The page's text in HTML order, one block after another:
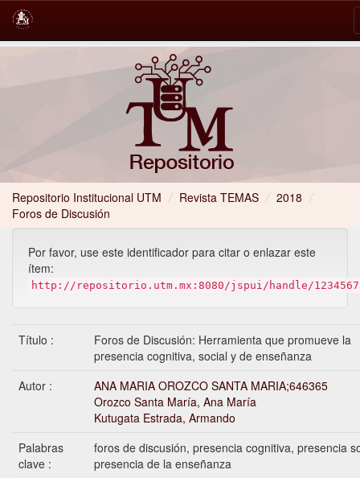
Repositorio Institucional UTM Revista TEMAS 2018 /
Foros de Discusión
Por favor, use este identificador para citar o enlazar este
ítem:
http://repositorio.utm.mx:8080/jspui/handle/
Título :
Foros de Discusión: Herramienta que promueve la
presencia cognitiva, social y de enseñanza
Autor :
ANA MARIA OROZCO SANTA MARIA;646365
Orozco Santa María, Ana María
Kutugata Estrada, Armando
Palabras
clave :
foros de discusión, presencia cognitiva, presencia
presencia de la enseñanza